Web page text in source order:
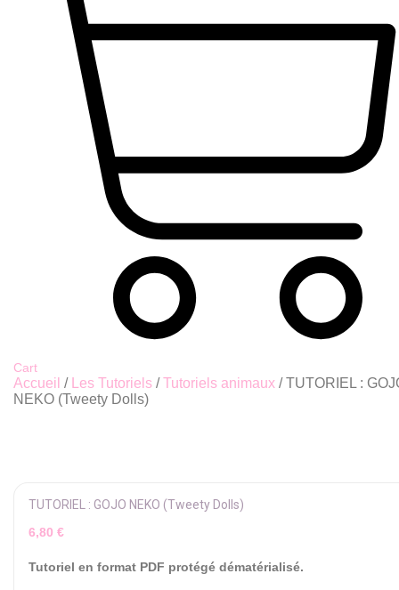
Cart
Accueil / Les Tutoriels /Tutoriels animaux / TUTORIEL :
NEKO (Tweety Dolls)
TUTORIEL : GOJO NEKO (Tweety Dolls)
6,80 €
Tutoriel en format PDF protégé dématérialisé.